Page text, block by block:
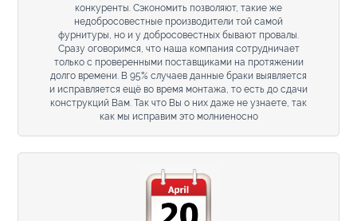
конкуренты. Сэкономить позволяют, такие же
недобросовестные производители той самой
фурнитуры, но и у добросовестных бывают провалы.
Сразу оговоримся, что наша компания сотрудничает
только с проверенными поставщиками на протяжении
долго времени. В 95% случаев данные браки выявляется
и исправляется ещё во время монтажа, то есть до сдачи
конструкций Вам. Так что Вы о них даже не узнаете, так
как мы исправим это молниеносно